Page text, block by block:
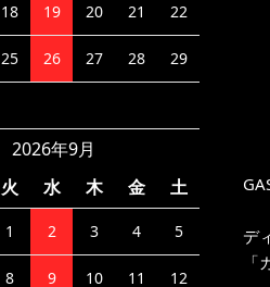
18 19 20 21 22
25 26 27 28 29
2026年9月
火 水 木 金 土
1 2 3 4 5
8 9 10 11 12
デ